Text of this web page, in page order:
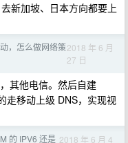
新加坡、日本方向都要上
，怎么做网络策2018 年 6 月
27 日
其他电信。然后自建
走移动上级 DNS，实现视
的 IPV6 还是 2018 年 6 月 4